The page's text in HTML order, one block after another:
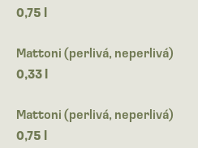
0,75 l
Mattoni (perlivá, neperlivá)
0,33 l
Mattoni (perlivá, neperlivá)
0,75 l